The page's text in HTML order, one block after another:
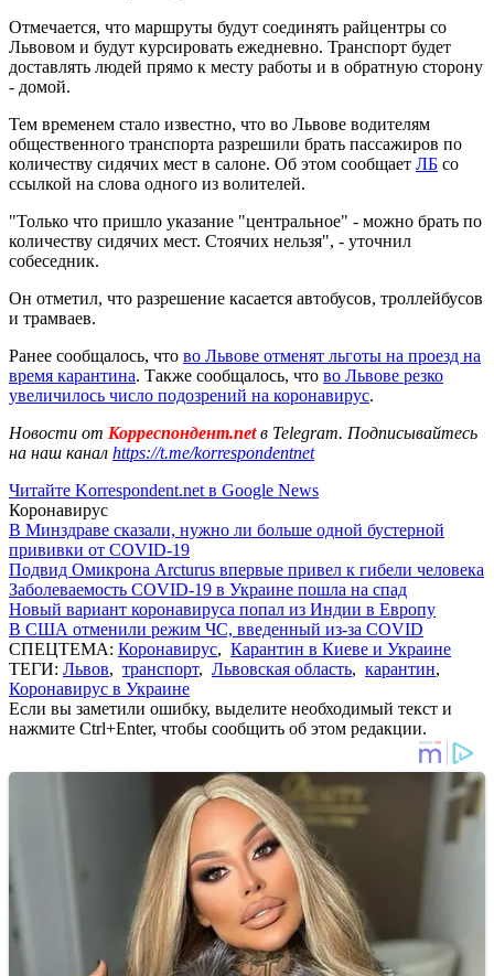
Отмечается, что маршруты будут соединять райцентры со
Львовом и будут курсировать ежедневно. Транспорт будет
доставлять людей прямо к месту работы и в обратную сторону
- домой.
Тем временем стало известно, что во Львове водителям
общественного транспорта разрешили брать пассажиров по
количеству сидячих мест в салоне. Об этом сообщает ЛБ со
ссылкой на слова одного из волителей.
"Только что пришло указание "центральное" - можно брать по
количеству сидячих мест. Стоячих нельзя", - уточнил
собеседник.
Он отметил, что разрешение касается автобусов, троллейбусов
и трамваев.
Ранее сообщалось, что во Львове отменят льготы на проезд на
время карантина. Также сообщалось, что во Львове резко
увеличилось число подозрений на коронавирус.
Новости от Корреспондент.netв Telegram. Подписывайтесь
на наш канал https://t.me/korrespondentnet
Читайте Korrespondent.net в Google News
Коронавирус
В Минздраве сказали, нужно ли больше одной бустерной
прививки от COVID-19
Подвид Омикрона Arcturus впервые привел к гибели человека
Заболеваемость COVID-19 в Украине пошла на спад
Новый вариант коронавируса попал из Индии в Европу
В США отменили режим ЧС, введенный из-за COVID
СПЕЦТЕМА: Коронавирус, Карантин в Киеве и Украине
ТЕГИ: Львов, транспорт, Львовская область, карантин,
Коронавирус в Украине
Если вы заметили ошибку, выделите необходимый текст и
нажмите Ctrl+Enter, чтобы сообщить об этом редакции.